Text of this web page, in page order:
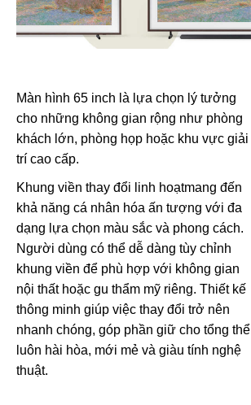
Màn hình 65 inch là lựa chọn lý tưởng
cho những không gian rộng như phòng
khách lớn, phòng họp hoặc khu vực giải
trí cao cấp.
Khung viền thay đổi linh hoạtmang đến
khả năng cá nhân hóa ấn tượng với đa
dạng lựa chọn màu sắc và phong cách.
Người dùng có thể dễ dàng tùy chỉnh
khung viền để phù hợp với không gian
nội thất hoặc gu thẩm mỹ riêng. Thiết kế
thông minh giúp việc thay đổi trở nên
nhanh chóng, góp phần giữ cho tổng thể
luôn hài hòa, mới mẻ và giàu tính nghệ
thuật.